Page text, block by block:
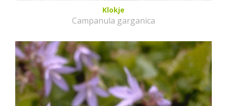
Klokje
Campanula garganica